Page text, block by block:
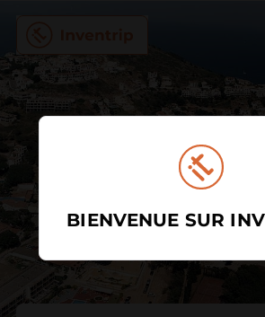
BIENVENUE SUR